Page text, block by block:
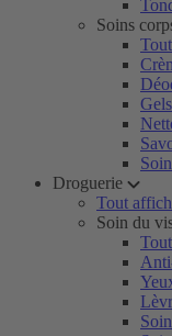
Soins
Droguerie
Tout
Soin du